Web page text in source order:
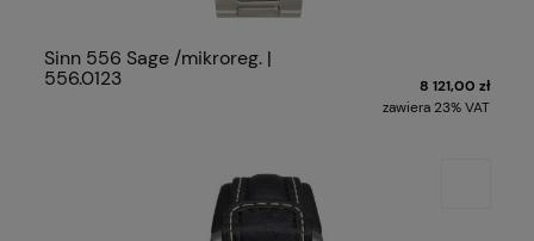
Sinn 556 Sage /mikroreg. |
556.0123
8 121,00 zł
zawiera 23% VAT